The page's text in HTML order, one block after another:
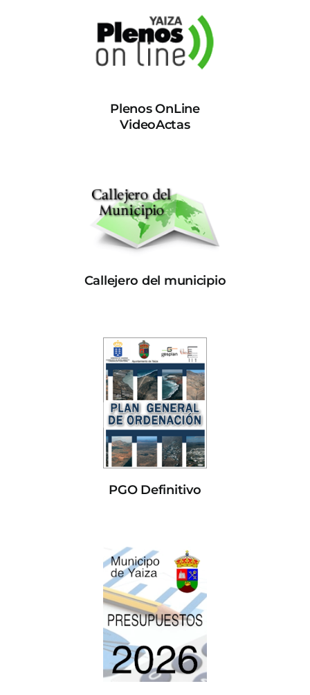
Plenos OnLine
VideoActas
Callejero del municipio
PGO Definitivo